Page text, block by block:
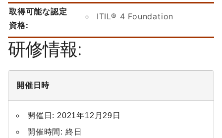
取得可能な認定
資格:
ITIL® 4 Foundation
研修情報:
開催日時
開催日: 2021年12月29日
開催時間: 終日